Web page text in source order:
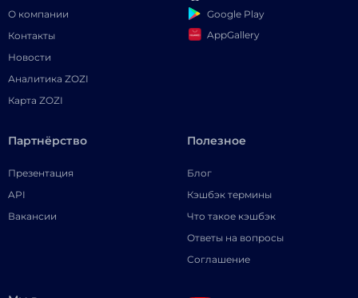
О компании
Контакты
Новости
Аналитика ZOZI
Карта ZOZI
Google Play
AppGallery
Партнёрство
Презентация
API
Вакансии
Полезное
Блог
Кэшбэк термины
Что такое кэшбэк
Ответы на вопросы
Соглашение